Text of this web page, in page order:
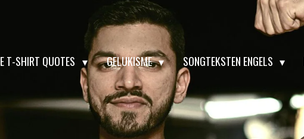
T-SHIRT QUOTES GELUKISME SONGTEKSTEN ENGELS